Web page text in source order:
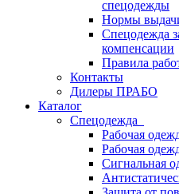
спецодежды
Нормы
Спецодежда
компенсации
Правила
Контакты
Дилеры ПРАБО
Каталог
Спецодежда
Рабочая
Рабочая
Сигнальная